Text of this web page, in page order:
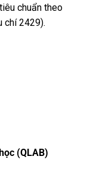
chuẩn theo
chí 2429).
(QLAB)